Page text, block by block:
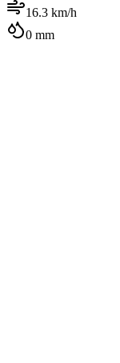
16.3 km/h
0 mm